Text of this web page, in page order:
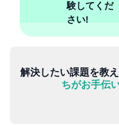
験してくだ
さい!
解決したい課題を教
ちがお手伝